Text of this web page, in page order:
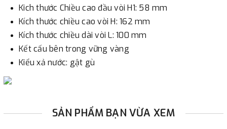
- Sau khi có thông tin xác thực đã chuyển tiền của quý
khách, chúng tôi sẽ thực hiện đơn hàng theo yêu cầu.
Kich thước Chiều cao đầu vòi H1: 58 mm
Kích thước chiều cao vòi H: 162 mm
Kích thước chiều dài vòi L: 100 mm
Kết cấu bên trong vững vàng
Kiểu xả nước: gật gù
SẢN PHẨM BẠN VỪA XEM